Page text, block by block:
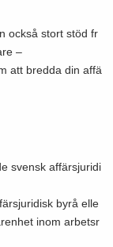
också stort stöd fr
–
att bredda din affä
svensk affärsjuridi
byrå elle
inom arbetsr